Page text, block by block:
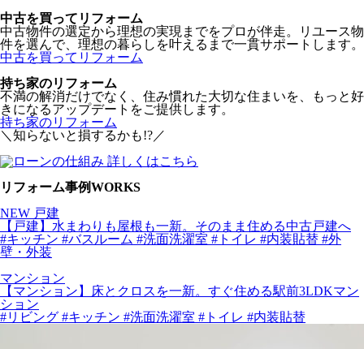
中古を買って リフォーム
中古物件の選定から理想の実現までをプロが伴走。リユース物
件を選んで、理想の暮らしを叶えるまで一貫サポートします。
中古を買ってリフォーム
持ち家のリフォーム
不満の解消だけでなく、住み慣れた大切な住まいを、もっと好
きになるアップデートをご提供します。
持ち家のリフォーム
＼知らないと損するかも!?／
リフォーム事例WORKS
NEW 戸建
【戸建】水まわりも屋根も一新。そのまま住める中古戸建へ
#キッチン #バスルーム #洗面洗濯室 #トイレ #内装貼替 #外
壁・外装
マンション
【マンション】床とクロスを一新。すぐ住める駅前3LDKマン
ション
#リビング #キッチン #洗面洗濯室 #トイレ #内装貼替